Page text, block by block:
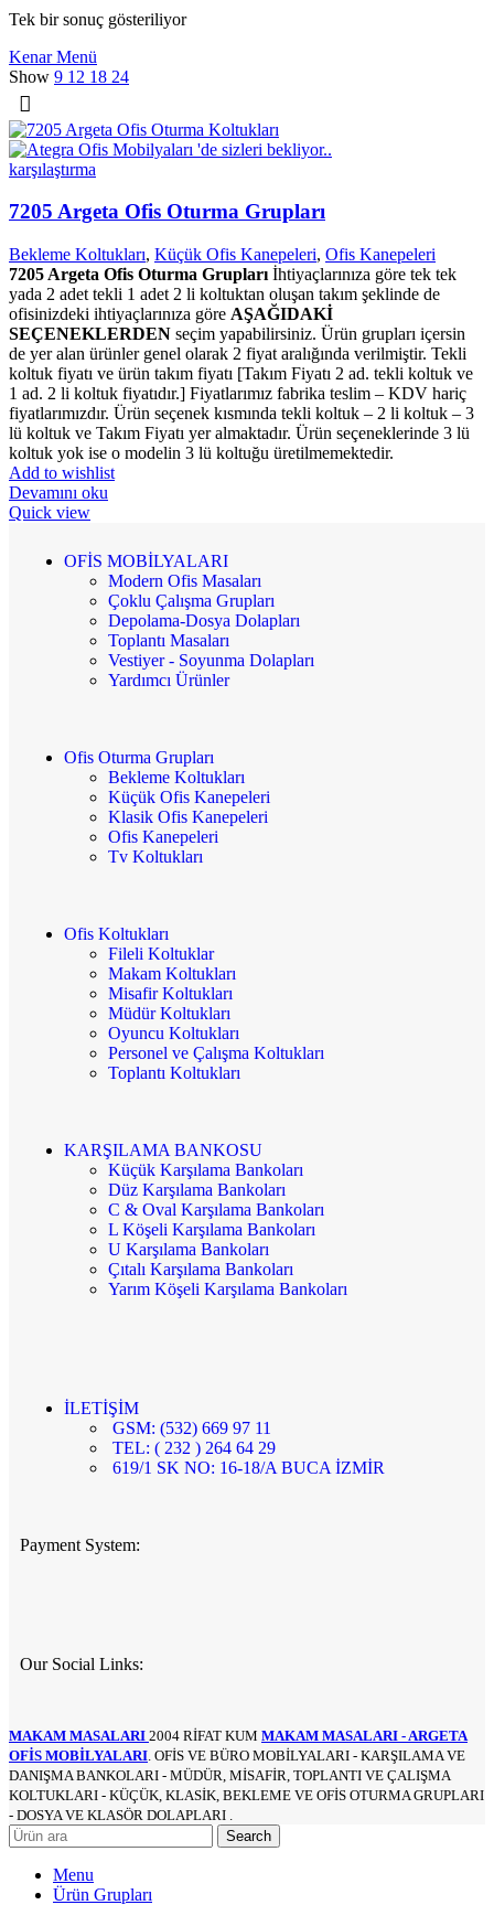
Tek bir sonuç gösteriliyor
Kenar Menü
Show 9 12 18 24
karşılaştırma
7205 Argeta Ofis Oturma Grupları
Bekleme Koltukları, Küçük Ofis Kanepeleri, Ofis Kanepeleri
7205 Argeta Ofis Oturma Grupları İhtiyaçlarınıza göre tek tek
yada 2 adet tekli 1 adet 2 li koltuktan oluşan takım şeklinde de
ofisinizdeki ihtiyaçlarınıza göre AŞAĞIDAKİ
SEÇENEKLERDEN seçim yapabilirsiniz. Ürün grupları içersin
de yer alan ürünler genel olarak 2 fiyat aralığında verilmiştir. Tekli
koltuk fiyatı ve ürün takım fiyatı [Takım Fiyatı 2 ad. tekli koltuk ve
1 ad. 2 li koltuk fiyatıdır.] Fiyatlarımız fabrika teslim – KDV hariç
fiyatlarımızdır. Ürün seçenek kısmında tekli koltuk – 2 li koltuk – 3
lü koltuk ve Takım Fiyatı yer almaktadır. Ürün seçeneklerinde 3 lü
koltuk yok ise o modelin 3 lü koltuğu üretilmemektedir.
Add to wishlist
Devamını oku
Quick view
OFİS MOBİLYALARI
Modern Ofis Masaları
Çoklu Çalışma Grupları
Depolama-Dosya Dolapları
Toplantı Masaları
Vestiyer - Soyunma Dolapları
Yardımcı Ürünler
Ofis Oturma Grupları
Bekleme Koltukları
Küçük Ofis Kanepeleri
Klasik Ofis Kanepeleri
Ofis Kanepeleri
Tv Koltukları
Ofis Koltukları
Fileli Koltuklar
Makam Koltukları
Misafir Koltukları
Müdür Koltukları
Oyuncu Koltukları
Personel ve Çalışma Koltukları
Toplantı Koltukları
KARŞILAMA BANKOSU
Küçük Karşılama Bankoları
Düz Karşılama Bankoları
C & Oval Karşılama Bankoları
L Köşeli Karşılama Bankoları
U Karşılama Bankoları
Çıtalı Karşılama Bankoları
Yarım Köşeli Karşılama Bankoları
İLETİŞİM
GSM: (532) 669 97 11
TEL: ( 232 ) 264 64 29
619/1 SK NO: 16-18/A BUCA İZMİR
Payment System:
Our Social Links:
MAKAM MASALARI 2004 RİFAT KUM MAKAM MASALARI - ARGETA
OFİS MOBİLYALARI. OFİS VE BÜRO MOBİLYALARI - KARŞILAMA VE
DANIŞMA BANKOLARI - MÜDÜR, MİSAFİR, TOPLANTI VE ÇALIŞMA
KOLTUKLARI - KÜÇÜK, KLASİK, BEKLEME VE OFİS OTURMA GRUPLARI
- DOSYA VE KLASÖR DOLAPLARI .
Search
Menu
Ürün Grupları